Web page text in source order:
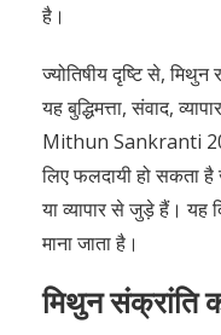
है।
ज्योतिषीय दृष्टि से, मिथुन
यह बुद्धिमत्ता, संवाद,
Mithun Sankranti
लिए फलदायी हो सकता
या व्यापार से जुड़े हैं। यह
माना जाता है।
मिथुन संक्रांति